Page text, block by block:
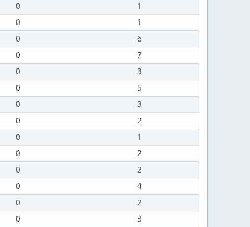
0
1
0
1
0
6
0
7
0
3
0
5
0
3
0
2
0
1
0
2
0
2
0
4
0
2
0
3